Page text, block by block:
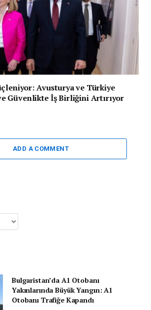
Avusturya ve Türkiye
Güvenlikte İş Birliğini Artırıyor
ADD A COMMENT
Bulgaristan’da A1 Otobanı
Yakınlarında Büyük Yangın: A1
Otobanı Trafiğe Kapandı